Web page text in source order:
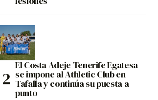
El Costa Adeje Tenerife Egatesa
se impone al Athletic Club en
Tafalla y continúa su puesta a
punto